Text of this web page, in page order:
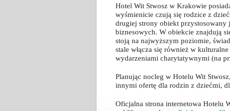
Hotel Wit Stwosz w Krakowie
wyśmienicie czują się rodzice z
drugiej strony obiekt
biznesowych. W obiekcie znajdują
stoją na najwyższym poziomie,
stale włącza się również w
wydarzeniami charytatywnymi (na
Planując nocleg w Hotelu Wit
innymi ofertę dla rodzin z dziećmi,
Oficjalna strona internetowa Hotelu